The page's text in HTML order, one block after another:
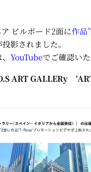
ビルボード2面に作品
投影されました。
YouTubeでご確認い
ART GALLERy